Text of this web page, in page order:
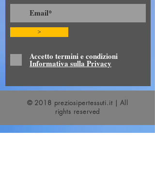
>
Accetto termini e condizioni
Informativa sulla Privacy
© 2018 preziosipertessuti.it | All
rights reserved